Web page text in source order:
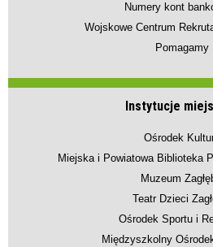
Numery kont
Wojskowe Centrum
Pomagamy
Instytucje
Ośrodek
Miejska i Powiatowa Biblioteka
Muzeum
Teatr Dzieci
Ośrodek Sportu i
Międzyszkolny